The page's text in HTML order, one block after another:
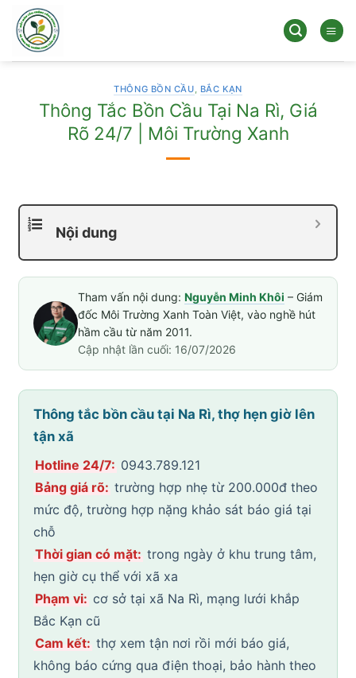
qua
dung
THÔNG BỒN CẦU, BẮC KẠN
Thông Tắc Bồn Cầu Tại Na Rì, Giá
Rõ 24/7 | Môi Trường Xanh
Nội dung
Tham vấn nội dung: Nguyễn Minh Khôi – Giám
đốc Môi Trường Xanh Toàn Việt, vào nghề hút
hầm cầu từ năm 2011.
Cập nhật lần cuối: 16/07/2026
Thông tắc bồn cầu tại Na Rì, thợ hẹn giờ lên
tận xã
Hotline 24/7: 0943.789.121
Bảng giá rõ: trường hợp nhẹ từ 200.000đ theo
mức độ, trường hợp nặng khảo sát báo giá tại
chỗ
Thời gian có mặt: trong ngày ở khu trung tâm,
hẹn giờ cụ thể với xã xa
Phạm vi: cơ sở tại xã Na Rì, mạng lưới khắp
Bắc Kạn cũ
Cam kết: thợ xem tận nơi rồi mới báo giá,
không báo cứng qua điện thoại, bảo hành theo